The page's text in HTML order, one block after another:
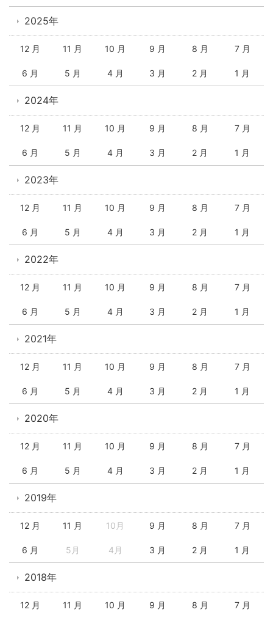
2025年
12 月 11 月 10 月 9 月 8 月 7 月
6 月 5 月 4 月 3 月 2 月 1 月
2024年
12 月 11 月 10 月 9 月 8 月 7 月
6 月 5 月 4 月 3 月 2 月 1 月
2023年
12 月 11 月 10 月 9 月 8 月 7 月
6 月 5 月 4 月 3 月 2 月 1 月
2022年
12 月 11 月 10 月 9 月 8 月 7 月
6 月 5 月 4 月 3 月 2 月 1 月
2021年
12 月 11 月 10 月 9 月 8 月 7 月
6 月 5 月 4 月 3 月 2 月 1 月
2020年
12 月 11 月 10 月 9 月 8 月 7 月
6 月 5 月 4 月 3 月 2 月 1 月
2019年
12 月 11 月 10月 9 月 8 月 7 月
6 月 5月 4月 3 月 2 月 1 月
2018年
12 月 11 月 10 月 9 月 8 月 7 月